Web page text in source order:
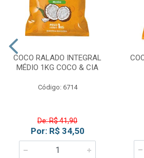
COCO RALADO INTEGRAL
MÉDIO 1KG COCO & CIA
Código: 6714
De: R$ 41,90
Por: R$ 34,50